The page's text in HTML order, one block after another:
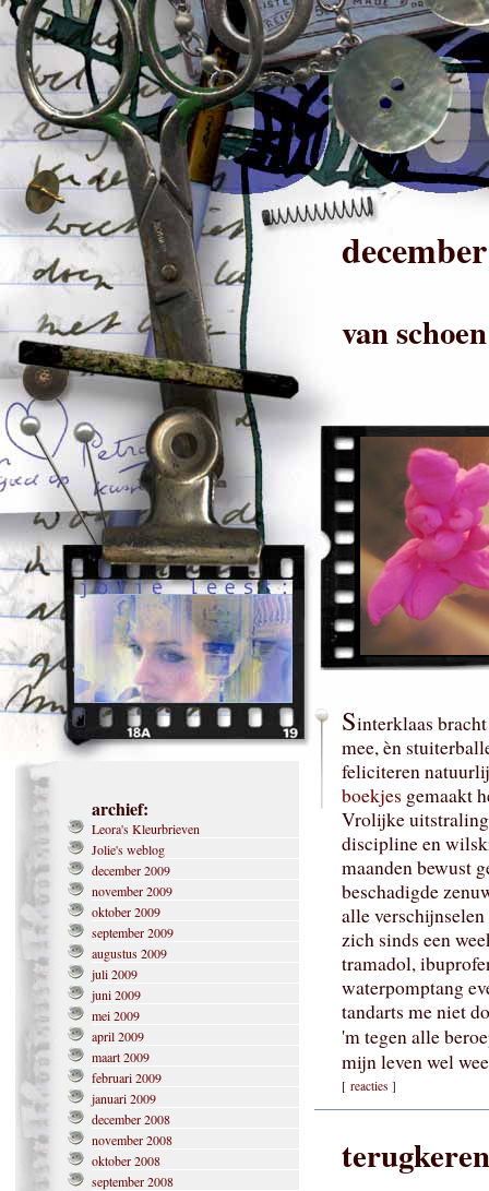
archief:
Leora's Kleurbrieven
Jolie's weblog
december 2009
november 2009
oktober 2009
september 2009
augustus 2009
juli 2009
juni 2009
mei 2009
april 2009
maart 2009
februari 2009
januari 2009
december 2008
november 2008
oktober 2008
september 2008
december
van
Sinterklaas
mee, èn
feliciteren
boekjes gemaakt
Vrolijke
discipline en
maanden bewust
beschadigde
alle
zich sinds een
tramadol,
waterpomptang
tandarts me niet
'm tegen alle
mijn leven wel
[ reacties ]